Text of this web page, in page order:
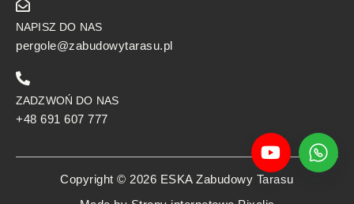
NAPISZ DO NAS
pergole@zabudowytarasu.pl
ZADZWOŃ DO NAS
+48 691 607 777
Copyright © 2026 ESKA Zabudowy Tarasu